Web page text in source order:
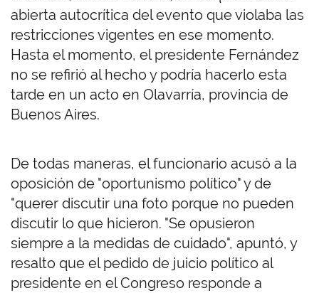
abierta autocrítica del evento que violaba las
restricciones vigentes en ese momento.
Hasta el momento, el presidente Fernández
no se refirió al hecho y podría hacerlo esta
tarde en un acto en Olavarría, provincia de
Buenos Aires.
De todas maneras, el funcionario acusó a la
oposición de "oportunismo político" y de
"querer discutir una foto porque no pueden
discutir lo que hicieron. "Se opusieron
siempre a la medidas de cuidado", apuntó, y
resalto que el pedido de juicio político al
presidente en el Congreso responde a